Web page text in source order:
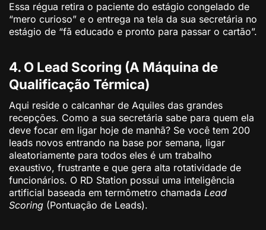
Essa régua retira o paciente do estágio congelado de
“mero curioso” e o entrega na tela da sua secretária no
estágio de “fã educado e pronto para passar o cartão”.
4. O Lead Scoring (A Máquina de
Qualificação Térmica)
Aqui reside o calcanhar de Aquiles das grandes
recepções. Como a sua secretária sabe para quem ela
deve focar em ligar hoje de manhã? Se você tem 200
leads novos entrando na base por semana, ligar
aleatoriamente para todos eles é um trabalho
exaustivo, frustrante e que gera alta rotatividade de
funcionários. O RD Station possui uma inteligência
artificial baseada em termômetro chamada Lead
Scoring (Pontuação de Leads).